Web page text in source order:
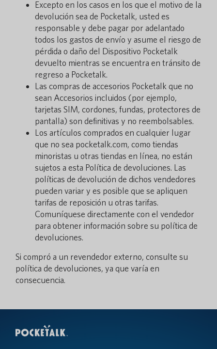
Excepto en los casos en los que el motivo de la
devolución sea de Pocketalk, usted es
responsable y debe pagar por adelantado
todos los gastos de envío y asume el riesgo de
pérdida o daño del Dispositivo Pocketalk
devuelto mientras se encuentra en tránsito de
regreso a Pocketalk.
Las compras de accesorios Pocketalk que no
sean Accesorios incluidos (por ejemplo,
tarjetas SIM, cordones, fundas, protectores de
pantalla) son definitivas y no reembolsables.
Los artículos comprados en cualquier lugar
que no sea pocketalk.com, como tiendas
minoristas u otras tiendas en línea, no están
sujetos a esta Política de devoluciones. Las
políticas de devolución de dichos vendedores
pueden variar y es posible que se apliquen
tarifas de reposición u otras tarifas.
Comuníquese directamente con el vendedor
para obtener información sobre su política de
devoluciones.
Si compró a un revendedor externo, consulte su
política de devoluciones, ya que varía en
consecuencia.